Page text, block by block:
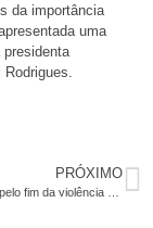
da importância
uma
presidenta
PRÓXIMO